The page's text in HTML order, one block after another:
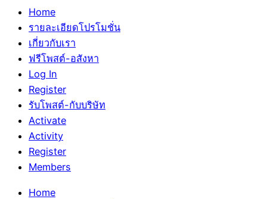
Home
รายละเอียดโปรโมชั่น
เกี่ยวกับเรา
ฟรีโพสต์-อสังหา
Log In
Register
รับโพสต์-กับบริษัท
Activate
Activity
Register
Members
Home